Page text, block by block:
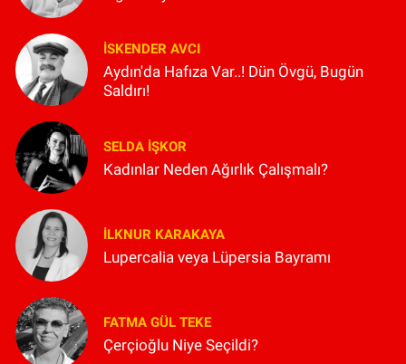
İSKENDER AVCI
Aydın'da Hafıza Var..! Dün Övgü, Bugün
Saldırı!
SELDA İŞKOR
Kadınlar Neden Ağırlık Çalışmalı?
İLKNUR KARAKAYA
Lupercalia veya Lüpersia Bayramı
FATMA GÜL TEKE
Çerçioğlu Niye Seçildi?